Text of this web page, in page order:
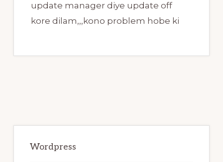
update manager diye update off
kore dilam,,,kono problem hobe ki
Sidebar
Wordpress